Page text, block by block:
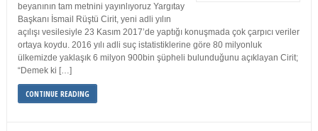
beyanının tam metnini yayınlıyoruz Yargıtay
Başkanı İsmail Rüştü Cirit, yeni adli yılın
açılışı vesilesiyle 23 Kasım 2017’de yaptığı konuşmada çok çarpıcı veriler
ortaya koydu. 2016 yılı adli suç istatistiklerine göre 80 milyonluk
ülkemizde yaklaşık 6 milyon 900bin şüpheli bulunduğunu açıklayan Cirit;
“Demek ki […]
CONTINUE READING